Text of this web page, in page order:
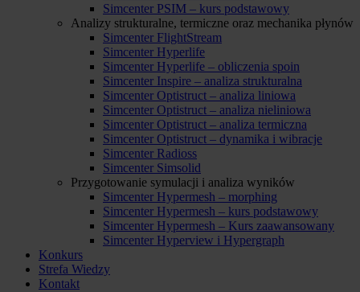
Simcenter PSIM – kurs podstawowy
Analizy strukturalne, termiczne oraz mechanika płynów
Simcenter FlightStream
Simcenter Hyperlife
Simcenter Hyperlife – obliczenia spoin
Simcenter Inspire – analiza strukturalna
Simcenter Optistruct – analiza liniowa
Simcenter Optistruct – analiza nieliniowa
Simcenter Optistruct – analiza termiczna
Simcenter Optistruct – dynamika i wibracje
Simcenter Radioss
Simcenter Simsolid
Przygotowanie symulacji i analiza wyników
Simcenter Hypermesh – morphing
Simcenter Hypermesh – kurs podstawowy
Simcenter Hypermesh – Kurs zaawansowany
Simcenter Hyperview i Hypergraph
Konkurs
Strefa Wiedzy
Kontakt